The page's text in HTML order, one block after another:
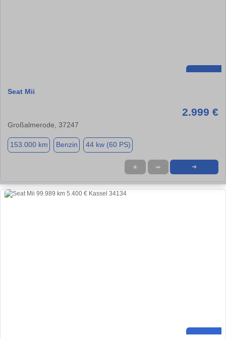
Seat Mii
2.999 €
Großalmerode, 37247
153.000 km Benzin 44 kw (60 PS)
★ ➦ ➜